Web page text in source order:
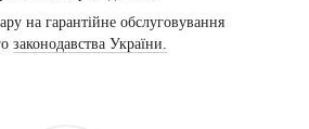
на гарантійне обслуговування
законодавства України.